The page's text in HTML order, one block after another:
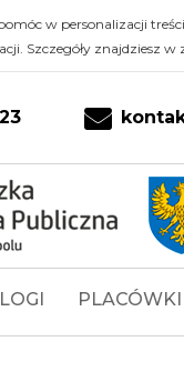
w personalizacji
Szczegóły znajdziesz w
PLACÓWKI